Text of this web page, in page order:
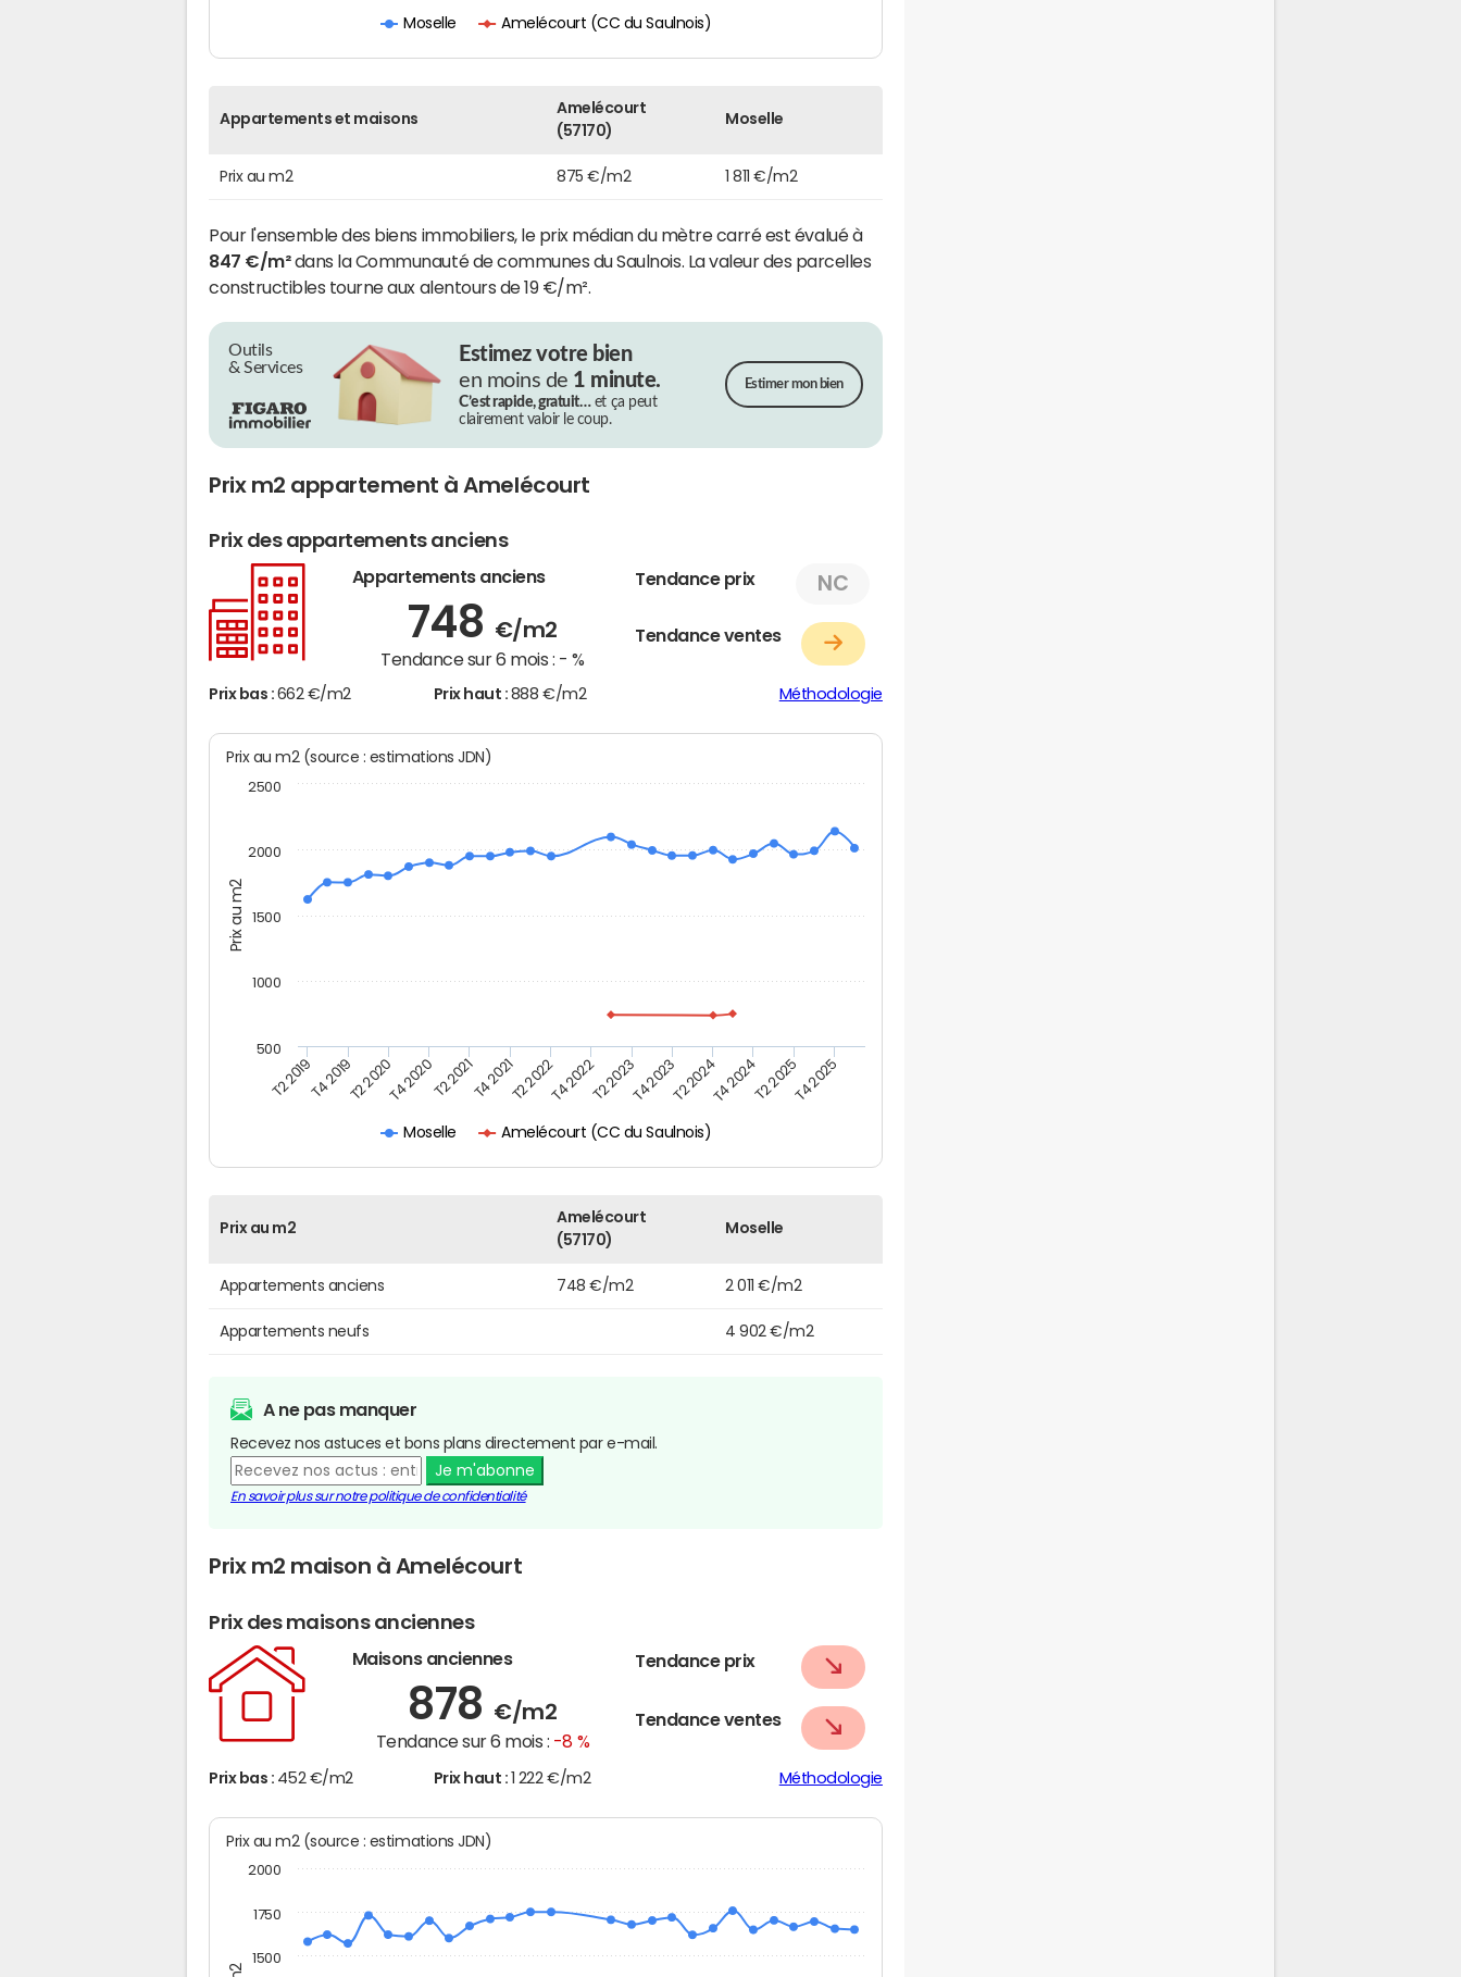
Moselle Amelécourt (CC du Saulnois)
Appartements et maisons
Amelécourt
(57170)
Moselle
Prix au m2 875 €/m2 1 811 €/m2
Pour l'ensemble des biens immobiliers, le prix médian du mètre carré est évalué à
847 €/m²dans la Communauté de communes du Saulnois. La valeur des parcelles
constructibles tourne aux alentours de 19 €/m².
Outils
& Services
Estimez votre bien
en moins de 1 minute.
C’est rapide, gratuit…et ça peut
clairement valoir le coup.
Estimer mon bien
Prix m2 appartement à Amelécourt
Prix des appartements anciens
Appartements anciens
748 €/m2
Tendance sur 6 mois : - %
Tendance prix NC
Tendance ventes
Prix bas : 662 €/m2 Prix haut : 888 €/m2 Méthodologie
Prix au m2
Prix au m2 (source : estimations JDN)
Moselle Amelécourt (CC du Saulnois)
T2 2019T4 2019T2 2020T4 2020T2 2021T4 2021T2 2022T4 2022T2 2023T4 2023T2 2024T4 2024T2 2025T4 2025
500
1000
1500
2000
2500
Prix au m2
Amelécourt
(57170)
Moselle
Appartements anciens 748 €/m2 2 011 €/m2
Appartements neufs 4 902 €/m2
A ne pas manquer
Recevez nos astuces et bons plans directement par e-mail.
Je m'abonne
En savoir plus sur notre politique de confidentialité
Prix m2 maison à Amelécourt
Prix des maisons anciennes
Maisons anciennes
878 €/m2
Tendance sur 6 mois : -8 %
Tendance prix
Tendance ventes
Prix bas : 452 €/m2 Prix haut : 1 222 €/m2 Méthodologie
Prix au m2 (source : estimations JDN)
1500
1750
2000